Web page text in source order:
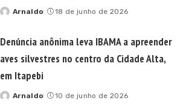
Posted
Arnaldo 18 de junho de 2026
Denúncia anônima leva IBAMA a apreender
aves silvestres no centro da Cidade Alta,
em Itapebi
Posted
Arnaldo 10 de junho de 2026